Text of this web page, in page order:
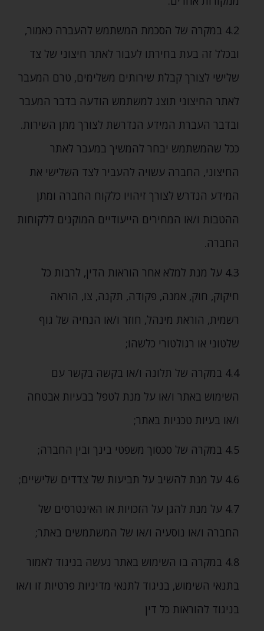
4.2 במקרה של הסכמת המשתמש להעברה כאמור‚
ובכלל זה בעת בחירתו לעבור לאתר חיצוני של צד
שלישי לצורך קבלת שירותים משלימים‚ טרם המעבר
לאתר החיצוני תוצג למשתמש הודעה בדבר המעבר
ובדבר העברת המידע הנדרשת לצורך מתן השירות.
ככל שהמשתמש יבחר להמשיך במעבר לאתר
החיצוני‚ החברה עשויה להעביר לצד השלישי את
המידע הנדרש לצורך זיהויו כלקוח החברה ומתן
ההטבות ו/או המחירים הייעודיים המוקנים ללקוחות
החברה.
4.3 על מנת למלא אחר הוראות הדין‚ לרבות כל
חיקוק‚ חוק‚ אמנה‚ פקודה‚ תקנה‚ צו‚ הוראה
רשמית‚ הוראת מינהל‚ חוזר ו/או הנחיה של גוף
שלטוני או רגולטורי כלשהו;
4.4 במקרה של תלונה ו/או בקשה בקשר עם
השימוש באתר ו/או על מנת לטפל בבעיות אבטחה
ו/או בעיות טכניות באתר;
4.5 במקרה של סכסוך משפטי בינך ובין החברה;
4.6 על מנת להשיב על תביעות של צדדים שלישיים;
4.7 על מנת להגן על הזכויות או האינטרסים של
החברה ו/או נוסעיה ו/או של המשתמשים באתר;
4.8 במקרה בו השימוש באתר נעשה בניגוד לאמור
בתנאי השימוש‚ בניגוד לתנאי מדיניות פרטיות זו ו/או
בניגוד להוראות כל דין